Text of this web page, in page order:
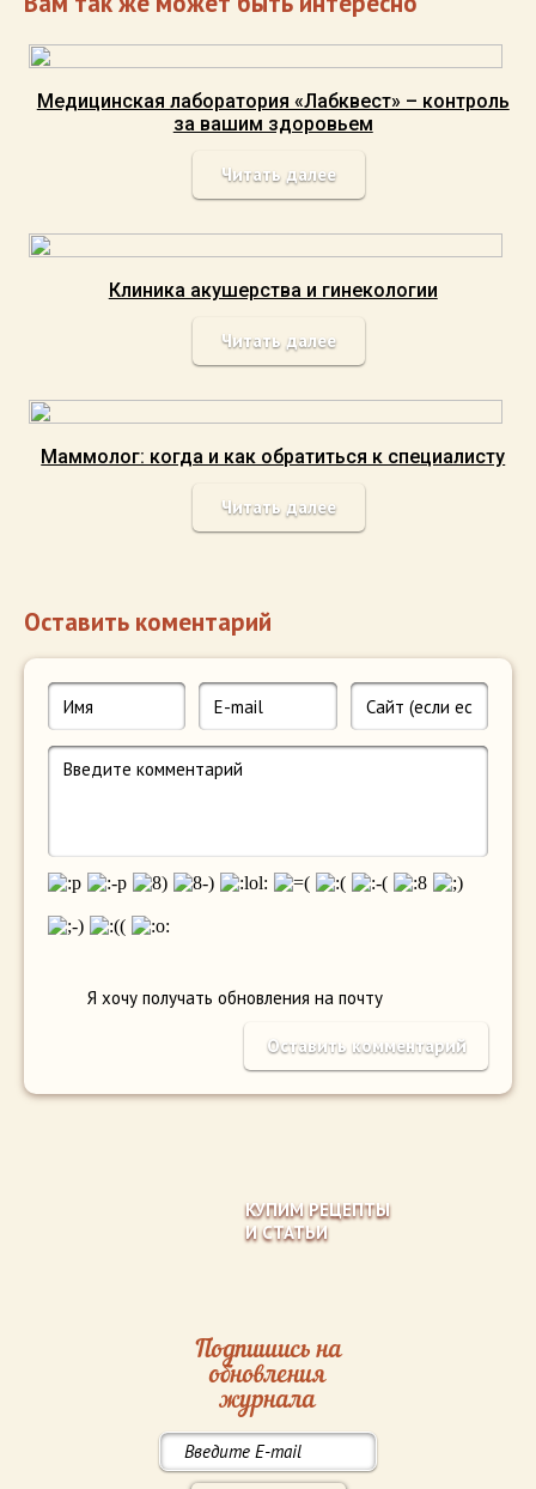
Медицинская лаборатория «Лабквест» – контроль
за вашим здоровьем
Читать далее
Клиника акушерства и гинекологии
Читать далее
Маммолог: когда и как обратиться к специалисту
Читать далее
Оставить коментарий
Я хочу получать обновления на почту
КУПИМ РЕЦЕПТЫ
И СТАТЬИ
Подпишись на
обновления
журнала